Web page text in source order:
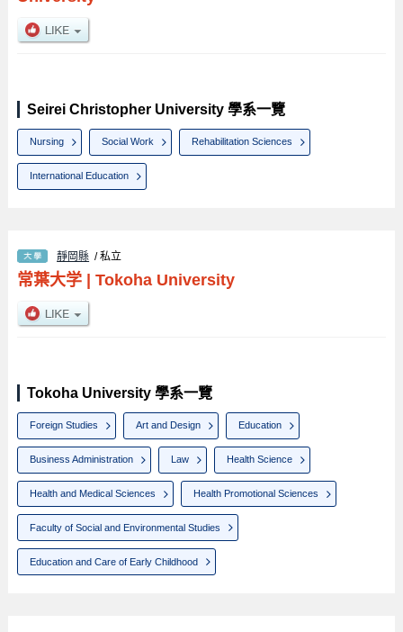
Seirei Christopher University 學系一覽
Nursing Social Work Rehabilitation Sciences
International Education
靜岡縣 / 私立
常葉大学| Tokoha University
Tokoha University 學系一覽
Foreign Studies Art and Design Education
Business Administration Law Health Science
Health and Medical Sciences Health Promotional Sciences
Faculty of Social and Environmental Studies
Education and Care of Early Childhood